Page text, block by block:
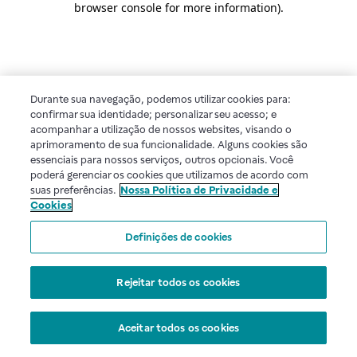
browser console for more information).
Durante sua navegação, podemos utilizar cookies para:
confirmar sua identidade; personalizar seu acesso; e
acompanhar a utilização de nossos websites, visando o
aprimoramento de sua funcionalidade. Alguns cookies são
essenciais para nossos serviços, outros opcionais. Você
poderá gerenciar os cookies que utilizamos de acordo com
suas preferências. Nossa Política de Privacidade e
Cookies
Definições de cookies
Rejeitar todos os cookies
Aceitar todos os cookies